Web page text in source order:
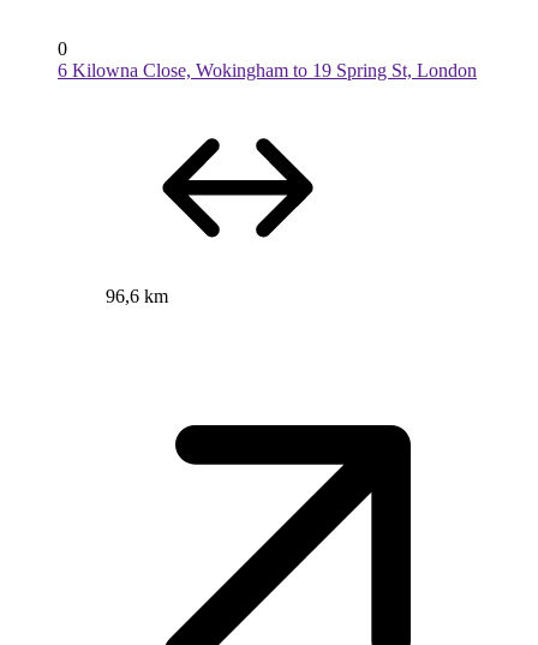
0
6 Kilowna Close, Wokingham to 19 Spring St, London
96,6 km